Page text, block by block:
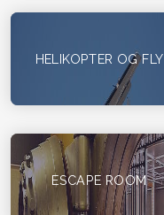
HELIKOPTER OG FLY
ESCAPE ROOM